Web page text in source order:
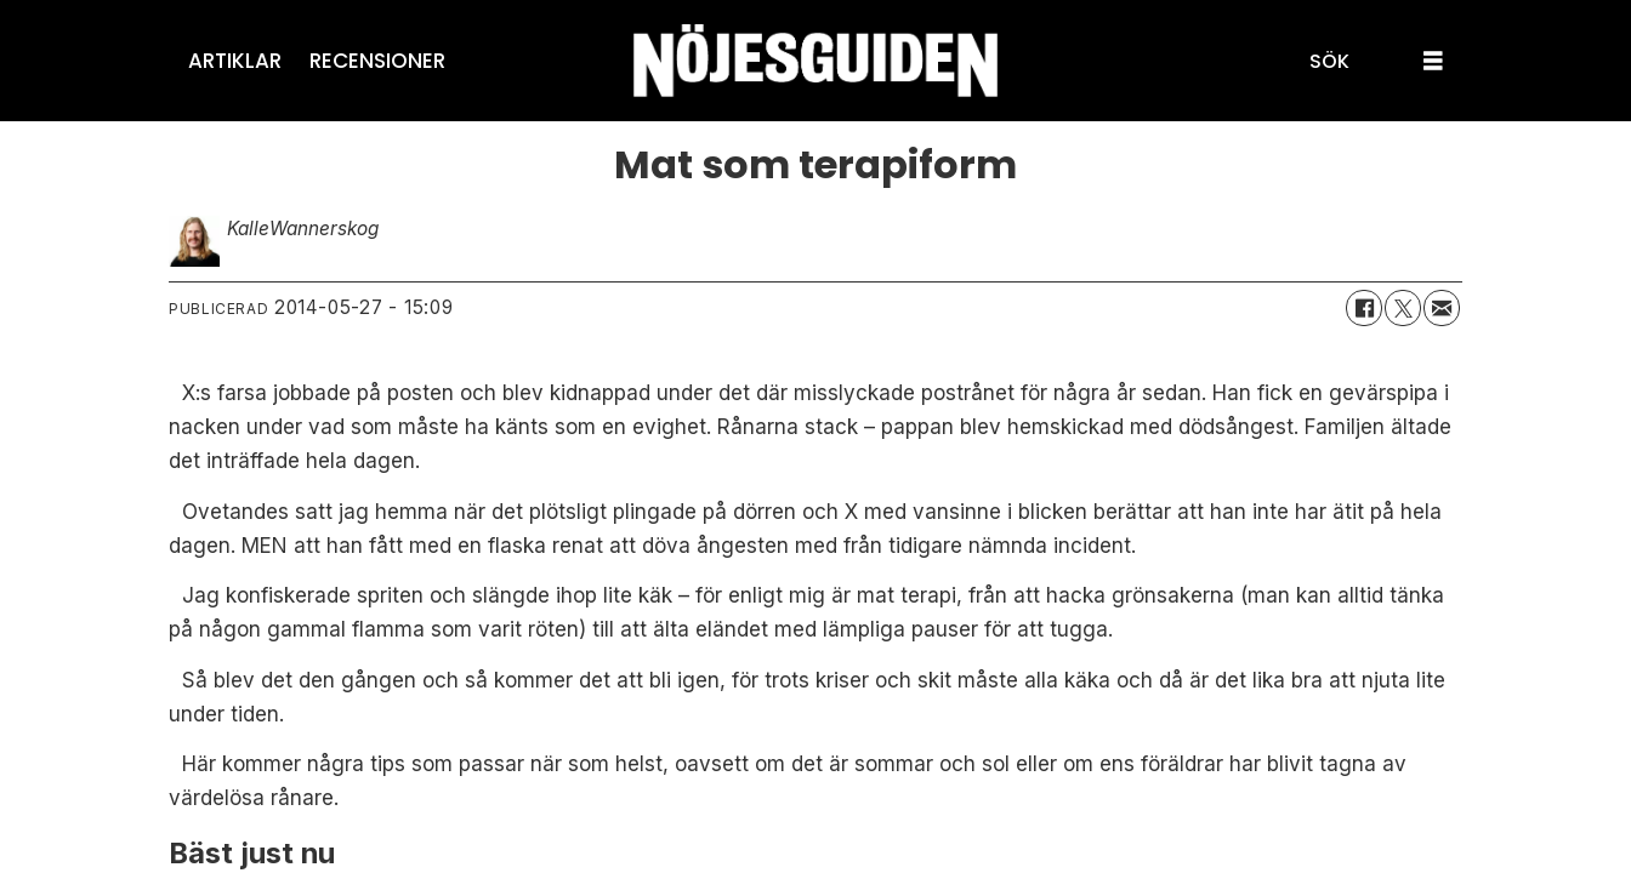
ARTIKLAR RECENSIONER SÖK
Mat som terapiform
KalleWannerskog
PUBLICERAD 2014-05-27 - 15:09
X:s farsa jobbade på posten och blev kidnappad under det där misslyckade postrånet för några år sedan. Han fick en gevärspipa i
nacken under vad som måste ha känts som en evighet. Rånarna stack – pappan blev hemskickad med dödsångest. Familjen ältade
det inträffade hela dagen.
Ovetandes satt jag hemma när det plötsligt plingade på dörren och X med vansinne i blicken berättar att han inte har ätit på hela
dagen. MEN att han fått med en flaska renat att döva ångesten med från tidigare nämnda incident.
Jag konfiskerade spriten och slängde ihop lite käk – för enligt mig är mat terapi, från att hacka grönsakerna (man kan alltid tänka
på någon gammal flamma som varit röten) till att älta eländet med lämpliga pauser för att tugga.
Så blev det den gången och så kommer det att bli igen,för trots kriser och skit måste alla käka och då är det lika bra att njuta lite
under tiden.
Här kommer några tips som passar när som helst, oavsett om det är sommar och sol eller om ens föräldrar har blivit tagna av
värdelösa rånare.
Bäst just nu